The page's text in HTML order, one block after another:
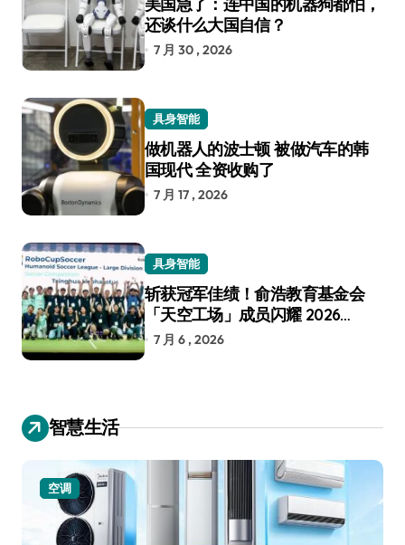
美国急了：连中国的机器狗都怕，
还谈什么大国自信？
7 月 30 , 2026
具身智能
做机器人的波士顿 被做汽车的韩
国现代 全资收购了
7 月 17 , 2026
具身智能
斩获冠军佳绩！俞浩教育基金会
「天空工场」成员闪耀 2026
RoboCup 机器人世界杯
7 月 6 , 2026
智慧生活
空调